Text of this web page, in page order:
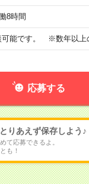
8時間
能です。 ※数年以上の
応募する
りあえず保存しよう♪
て応募できるよ。
も！